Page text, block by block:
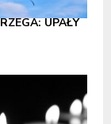
UPAŁY